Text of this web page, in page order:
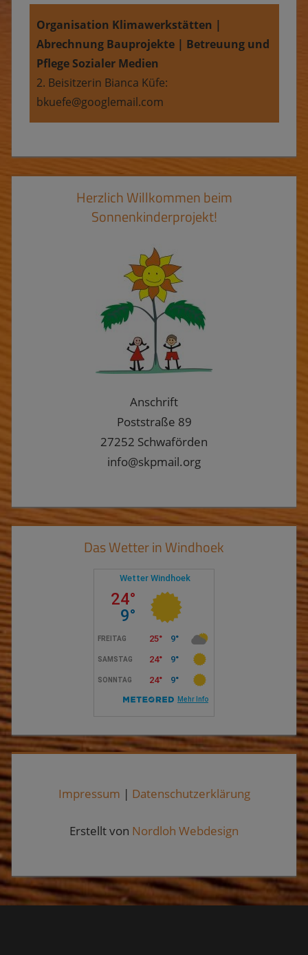
Organisation Klimawerkstätten |
Abrechnung Bauprojekte | Betreuung und
Pflege Sozialer Medien
2. Beisitzerin Bianca Küfe:
bkuefe@googlemail.com
Herzlich Willkommen beim
Sonnenkinderprojekt!
Anschrift
Poststraße 89
27252 Schwaförden
info@skpmail.org
Das Wetter in Windhoek
Impressum | Datenschutzerklärung
Erstellt von Nordloh Webdesign